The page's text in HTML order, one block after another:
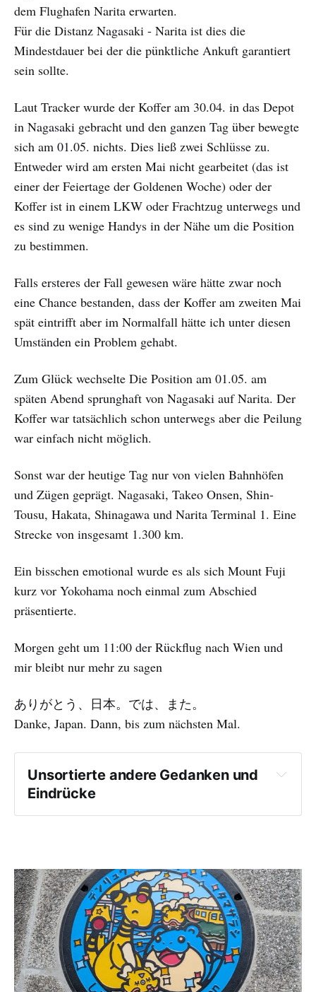
dem Flughafen Narita erwarten.
Für die Distanz Nagasaki - Narita ist dies die
Mindestdauer bei der die pünktliche Ankuft garantiert
sein sollte.
Laut Tracker wurde der Koffer am 30.04. in das Depot
in Nagasaki gebracht und den ganzen Tag über bewegte
sich am 01.05. nichts. Dies ließ zwei Schlüsse zu.
Entweder wird am ersten Mai nicht gearbeitet (das ist
einer der Feiertage der Goldenen Woche) oder der
Koffer ist in einem LKW oder Frachtzug unterwegs und
es sind zu wenige Handys in der Nähe um die Position
zu bestimmen.
Falls ersteres der Fall gewesen wäre hätte zwar noch
eine Chance bestanden, dass der Koffer am zweiten Mai
spät eintrifft aber im Normalfall hätte ich unter diesen
Umständen ein Problem gehabt.
Zum Glück wechselte Die Position am 01.05. am
späten Abend sprunghaft von Nagasaki auf Narita. Der
Koffer war tatsächlich schon unterwegs aber die Peilung
war einfach nicht möglich.
Sonst war der heutige Tag nur von vielen Bahnhöfen
und Zügen geprägt. Nagasaki, Takeo Onsen, Shin-
Tousu, Hakata, Shinagawa und Narita Terminal 1. Eine
Strecke von insgesamt 1.300 km.
Ein bisschen emotional wurde es als sich Mount Fuji
kurz vor Yokohama noch einmal zum Abschied
präsentierte.
Morgen geht um 11:00 der Rückflug nach Wien und
mir bleibt nur mehr zu sagen
ありがとう、日本。では、また。
Danke, Japan. Dann, bis zum nächsten Mal.
Unsortierte andere Gedanken und
Eindrücke
Kuroneko ist cool aber benötigt etwas
Nur einen Rucksack, Mittelding
zwischen Kabinengröße und
Stadtrucksack.
Heizspiralen hinter den
Badezimmerspigeln gegen Beschlagen